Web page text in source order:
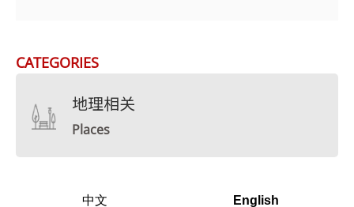
CATEGORIES
地理相关
Places
中文 English